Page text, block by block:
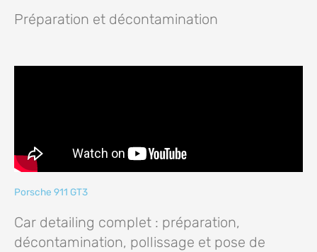
Préparation et décontamination
Porsche 911 GT3
Car detailing complet : préparation,
décontamination, pollissage et pose de